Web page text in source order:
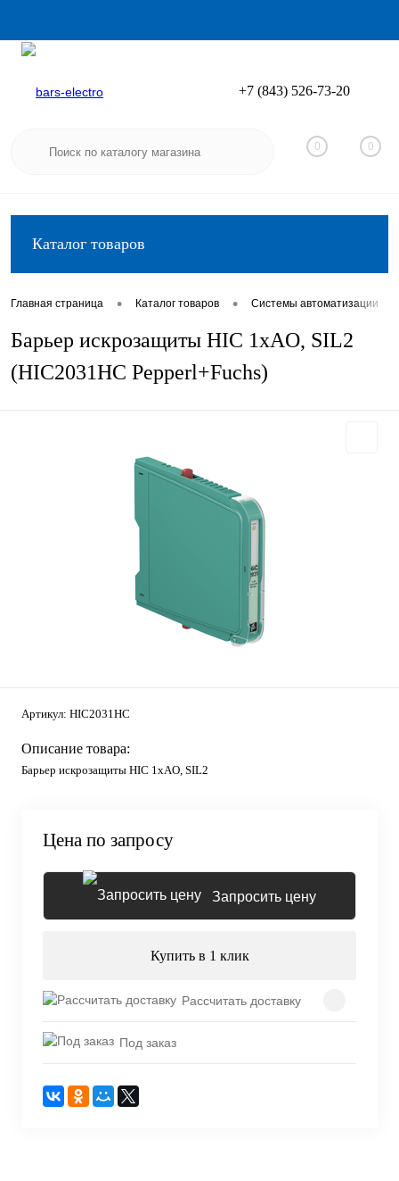
Вход
+7 (843) 526-73-20
0 0
Каталог товаров
Главная страница • Каталог товаров • Системы автоматизации
Барьер искрозащиты HIC 1хAO, SIL2
(HIC2031HC Pepperl+Fuchs)
Артикул: HIC2031HC
Описание товара:
Барьер искрозащиты HIC 1хAO, SIL2
Цена по запросу
Запросить цену
Купить в 1 клик
Рассчитать доставку
Под заказ